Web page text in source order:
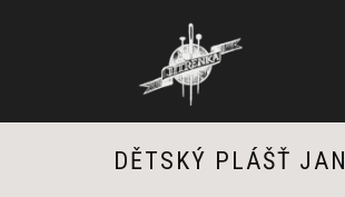
DĚTSKÝ PLÁŠŤ JAN